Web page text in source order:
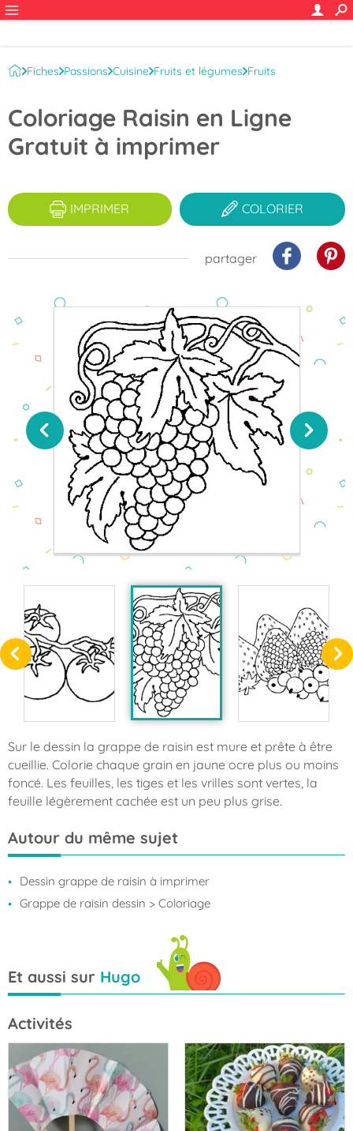
Fiches Passions Cuisine Fruits et légumes Fruits
Coloriage Raisin en Ligne
Gratuit à imprimer
IMPRIMER COLORIER
partager
Sur le dessin la grappe de raisin est mure et prête à être
cueillie. Colorie chaque grain en jaune ocre plus ou moins
foncé. Les feuilles, les tiges et les vrilles sont vertes, la
feuille légèrement cachée est un peu plus grise.
Autour du même sujet
Dessin grappe de raisin à imprimer
Grappe de raisin dessin > Coloriage
Et aussi sur Hugo
Activités